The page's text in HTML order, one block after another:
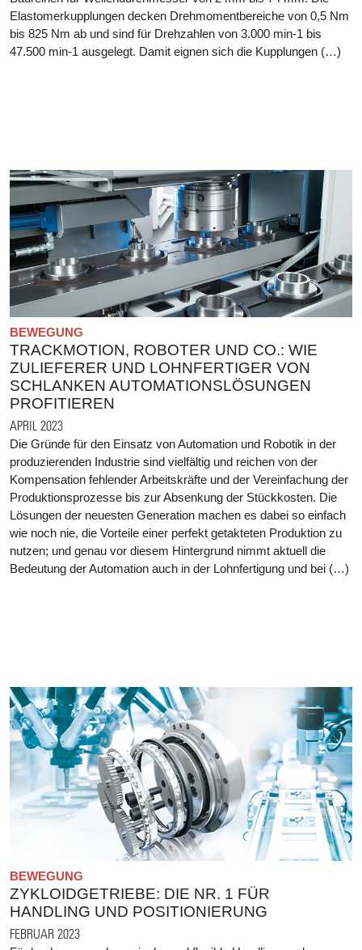
Elastomerkupplungen decken Drehmomentbereiche von 0,5 Nm
bis 825 Nm ab und sind für Drehzahlen von 3.000 min-1 bis
47.500 min-1 ausgelegt. Damit eignen sich die Kupplungen (…)
BEWEGUNG
TRACKMOTION, ROBOTER UND CO.: WIE
ZULIEFERER UND LOHNFERTIGER VON
SCHLANKEN AUTOMATIONSLÖSUNGEN
PROFITIEREN
APRIL 2023
Die Gründe für den Einsatz von Automation und Robotik in der
produzierenden Industrie sind vielfältig und reichen von der
Kompensation fehlender Arbeitskräfte und der Vereinfachung der
Produktionsprozesse bis zur Absenkung der Stückkosten. Die
Lösungen der neuesten Generation machen es dabei so einfach
wie noch nie, die Vorteile einer perfekt getakteten Produktion zu
nutzen; und genau vor diesem Hintergrund nimmt aktuell die
Bedeutung der Automation auch in der Lohnfertigung und bei (…)
BEWEGUNG
ZYKLOIDGETRIEBE: DIE NR. 1 FÜR
HANDLING UND POSITIONIERUNG
FEBRUAR 2023